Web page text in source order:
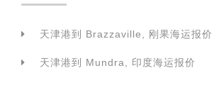
天津港到 Brazzaville, 刚果海运报价
天津港到 Mundra, 印度海运报价